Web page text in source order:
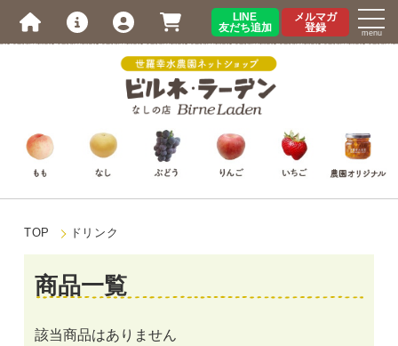
LINE
友だち追加
メルマガ
登録
TOP ドリンク
商品一覧
該当商品はありません
menu